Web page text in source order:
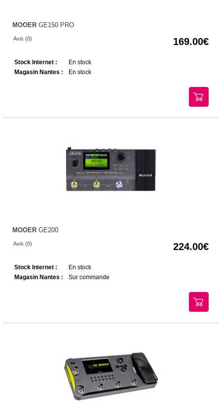
MOOER GE150 PRO
Avis (0) 169.00
Stock Internet :
En stock
Magasin Nantes :
En stock
MOOER GE200
Avis (0) 224.00
Stock Internet :
En stock
Magasin Nantes :
Sur commande